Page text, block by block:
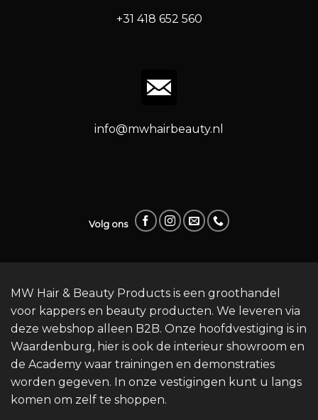
+31 418 652 560
info@mwhairbeauty.nl
Volg ons
MW Hair & Beauty Products is een groothandel
voor kappers en beauty producten. We leveren via
deze webshop alleen B2B. Onze hoofdvestiging is in
Waardenburg, hier is ook de interieur showroom en
de Academy waar trainingen en demonstraties
worden gegeven. In onze vestigingen kunt u langs
komen om zelf te shoppen.